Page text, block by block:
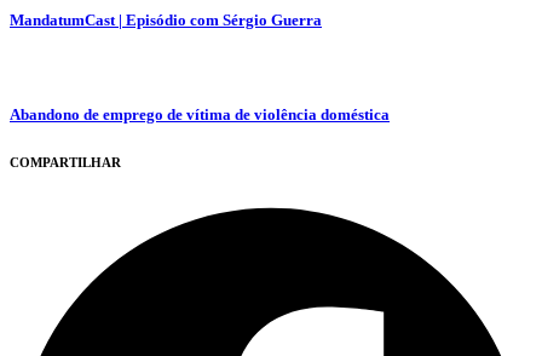
MandatumCast | Episódio com Sérgio Guerra
Abandono de emprego de vítima de violência doméstica
COMPARTILHAR